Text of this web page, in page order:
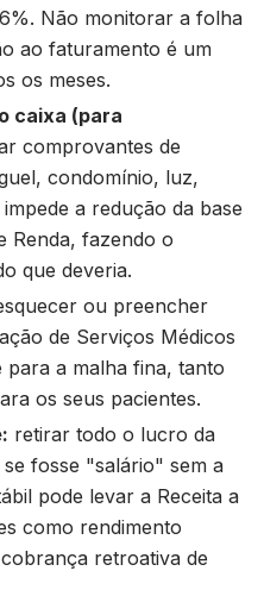
Não monitorar a folha
ao faturamento é um
os meses.
caixa (para
comprovantes de
condomínio, luz,
a redução da base
Renda, fazendo o
que deveria.
ou preencher
de Serviços Médicos
para a malha fina, tanto
os seus pacientes.
retirar todo o lucro da
fosse "salário" sem a
pode levar a Receita a
como rendimento
retroativa de